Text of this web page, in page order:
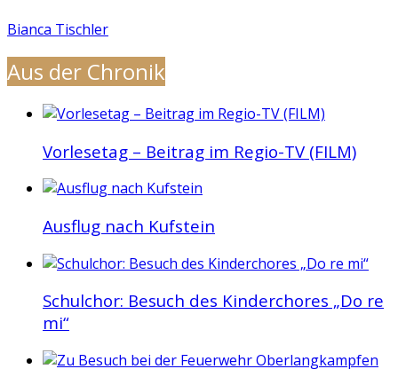
Bianca Tischler
Aus der Chronik
Vorlesetag – Beitrag im Regio-TV (FILM)
Ausflug nach Kufstein
Schulchor: Besuch des Kinderchores „Do re
mi“